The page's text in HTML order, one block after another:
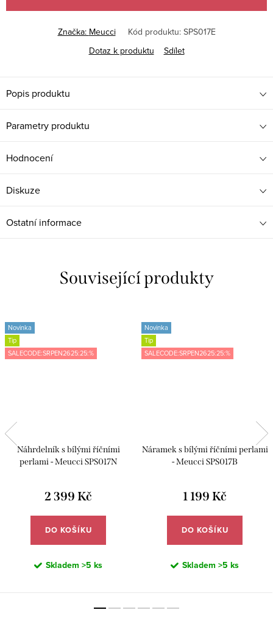
Značka: Meucci Kód produktu: SPS017E
Dotaz k produktu
Sdílet
Popis produktu
Parametry produktu
Hodnocení
Diskuze
Ostatní informace
Související produkty
Novinka
Tip
SALECODE:SRPEN2625:25:%
Náhrdelník s bílými říčními
perlami - Meucci SPS017N
2 399 Kč
DO KOŠÍKU
Skladem >5 ks
Novinka
Tip
SALECODE:SRPEN2625:25:%
Náramek s bílými říčními perlami
- Meucci SPS017B
1 199 Kč
DO KOŠÍKU
Skladem >5 ks